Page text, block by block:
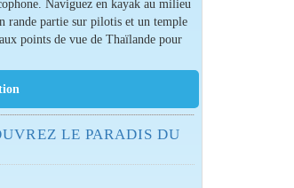
Naviguez en kayak au milieu
rande partie sur pilotis et un temple
points de vue de Thaïlande pour
LE PARADIS DU